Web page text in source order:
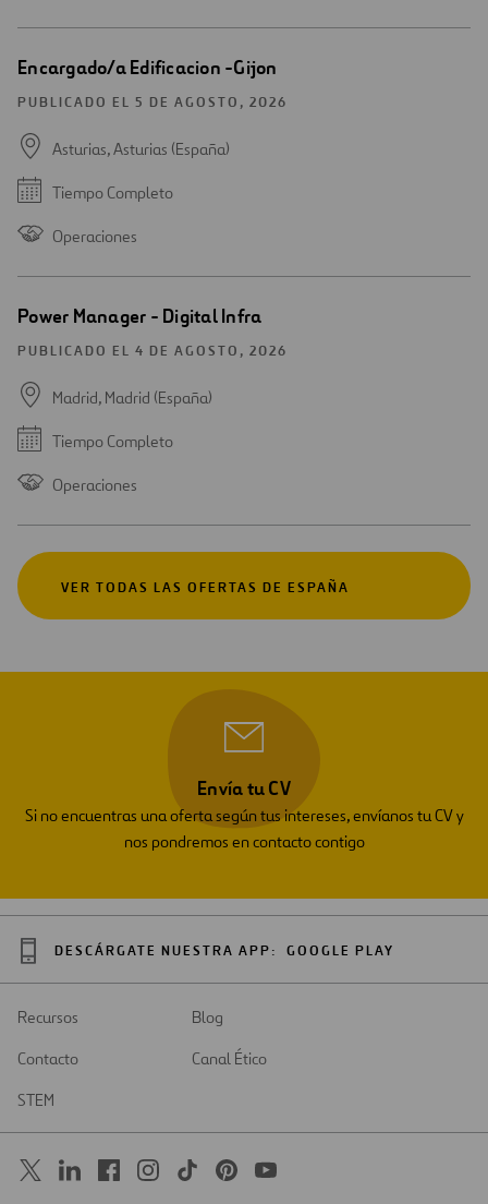
Encargado/a Edificacion -Gijon
PUBLICADO EL 5 DE AGOSTO, 2026
Asturias, Asturias (España)
Tiempo Completo
Operaciones
Power Manager - Digital Infra
PUBLICADO EL 4 DE AGOSTO, 2026
Madrid, Madrid (España)
Tiempo Completo
Operaciones
VER TODAS LAS OFERTAS DE ESPAÑA
Envía tu CV
Si no encuentras una oferta según tus intereses, envíanos tu CV y
nos pondremos en contacto contigo
DESCÁRGATE NUESTRA APP: GOOGLE PLAY
Recursos
Blog
Contacto
Canal Ético
STEM